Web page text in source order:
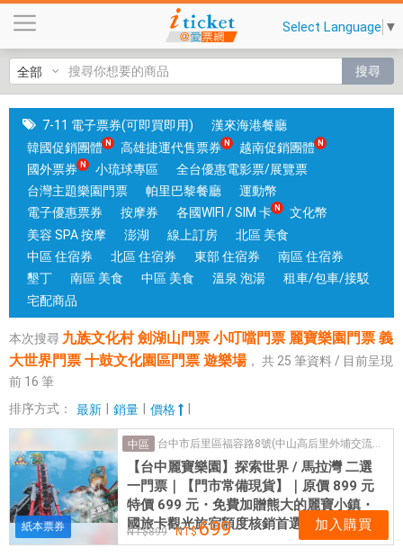
文
化
村
劍
湖
山
門
票
小
叮
噹
票
麗
寶
門
票
義
大
世
Select Language ▼
搜尋
7-11 電子票券(可即買即用)
漢來海港餐廳
韓國促銷團體
高雄捷運代售票券
越南促銷團體
國外票券
小琉球專區
全台優惠電影票/展覽票
台灣主題樂園門票
帕里巴黎餐廳
運動幣
電子優惠票券
按摩券 各國WIFI / SIM 卡
文化幣
美容 SPA 按摩
澎湖 線上訂房
北區 美食
中區 住宿券
北區 住宿券 東部 住宿券
南區 住宿券
墾丁
南區 美食 中區 美食 溫泉 泡湯
租車/包車/接駁
宅配商品
本次搜尋 九族文化村 劍湖山門票 小叮噹門票 麗寶樂園門票 義
大世界門票 十鼓文化園區門票 遊樂場， 共 25 筆資料 / 目前呈現
前 16 筆
排序方式：
最新 銷量 價格
紙本票券
中區 台中市后里區福容路8號(中山高后里外埔交流道旁)
【台中麗寶樂園】探索世界 / 馬拉灣 二選
一門票｜【門市常備現貨】｜原價 899 元
特價 699 元・免費加贈熊大的麗寶小鎮・
國旅卡觀光旅宿額度核銷首選
899 699 加入購買